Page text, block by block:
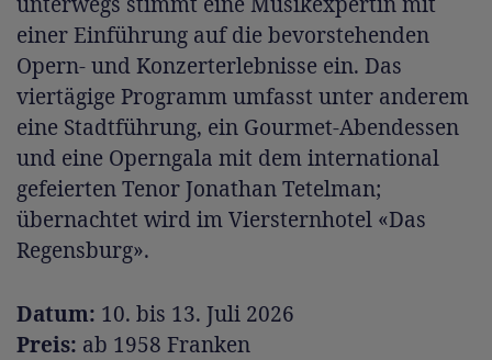
einer Einführung auf die bevorstehenden
Opern- und Konzerterlebnisse ein. Das
viertägige Programm umfasst unter anderem
eine Stadtführung, ein Gourmet-Abendessen
und eine Operngala mit dem international
gefeierten Tenor Jonathan Tetelman;
übernachtet wird im Viersternhotel «Das
Regensburg».
Datum: 10. bis 13. Juli 2026
Preis: ab 1958 Franken